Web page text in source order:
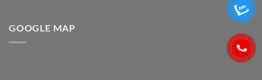
GOOGLE MAP